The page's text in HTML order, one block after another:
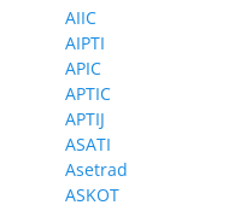
AIIC
AIPTI
APIC
APTIC
APTIJ
ASATI
Asetrad
ASKOT